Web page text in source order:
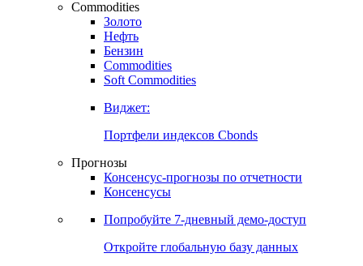
Commodities
Золото
Нефть
Бензин
Commodities
Soft Commodities
Виджет:
Портфели индексов Cbonds
Прогнозы
Консенсус-прогнозы по отчетности
Консенсусы
Попробуйте 7-дневный демо-доступ
Откройте глобальную базу данных